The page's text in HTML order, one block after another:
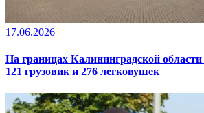
17.06.2026
На границах Калининградской
121 грузовик и 276 легковушек